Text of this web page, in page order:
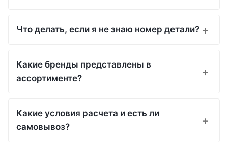
Что делать, если я не знаю номер детали?
Какие бренды представлены в
ассортименте?
Какие условия расчета и есть ли
самовывоз?